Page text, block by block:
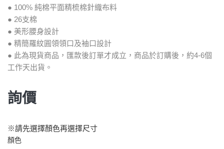
● 100% 純棉平面精梳棉針織布料
● 26支棉
● 美形腰身設計
● 精簡羅紋圓領領口及袖口設計
● 此為現貨商品，匯款後訂單才成立，商品於訂購後，約4-6個
工作天出貨。
詢價
※請先選擇顏色再選擇尺寸
顏色